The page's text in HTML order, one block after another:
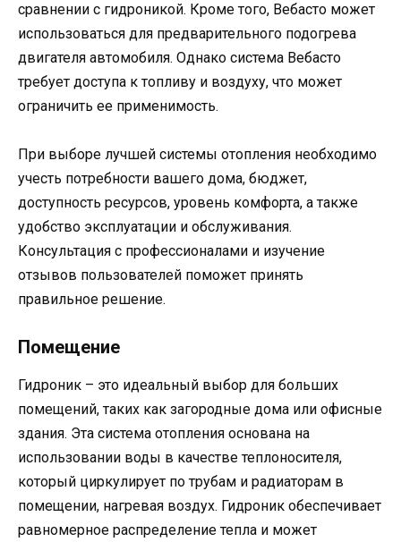
сравнении с гидроникой. Кроме того, Вебасто может
использоваться для предварительного подогрева
двигателя автомобиля. Однако система Вебасто
требует доступа к топливу и воздуху, что может
ограничить ее применимость.
При выборе лучшей системы отопления необходимо
учесть потребности вашего дома, бюджет,
доступность ресурсов, уровень комфорта, а также
удобство эксплуатации и обслуживания.
Консультация с профессионалами и изучение
отзывов пользователей поможет принять
правильное решение.
Помещение
Гидроник – это идеальный выбор для больших
помещений, таких как загородные дома или офисные
здания. Эта система отопления основана на
использовании воды в качестве теплоносителя,
который циркулирует по трубам и радиаторам в
помещении, нагревая воздух. Гидроник обеспечивает
равномерное распределение тепла и может